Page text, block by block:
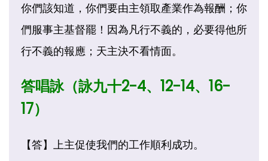
你們該知道，你們要由主領取產業作為報酬；你
們服事主基督罷！因為凡行不義的，必要得他所
行不義的報應；天主決不看情面。
答唱詠（詠九十2-4、12-14、16-
17）
【答】上主促使我們的工作順利成功。